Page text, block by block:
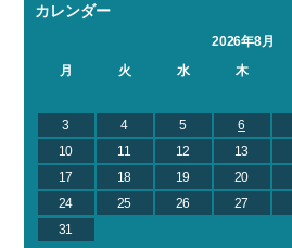
カレンダー
2026年8月
月
火 水 木
3
4 5 6
10
11 12 13
17
18 19 20
24
25 26 27
31